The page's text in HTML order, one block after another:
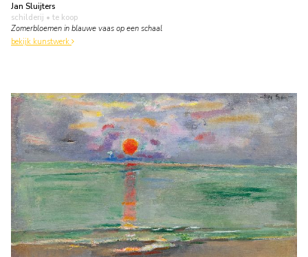
Jan Sluijters
schilderij • te koop
Zomerbloemen in blauwe vaas op een schaal
bekijk kunstwerk